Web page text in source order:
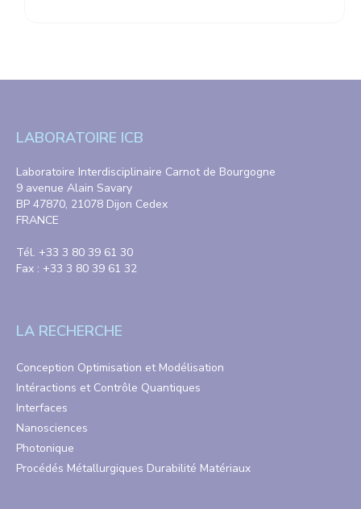
LABORATOIRE ICB
Laboratoire Interdisciplinaire Carnot de Bourgogne
9 avenue Alain Savary
BP 47870, 21078 Dijon Cedex
FRANCE
Tél. +33 3 80 39 61 30
Fax : +33 3 80 39 61 32
LA RECHERCHE
Conception Optimisation et Modélisation
Intéractions et Contrôle Quantiques
Interfaces
Nanosciences
Photonique
Procédés Métallurgiques Durabilité Matériaux